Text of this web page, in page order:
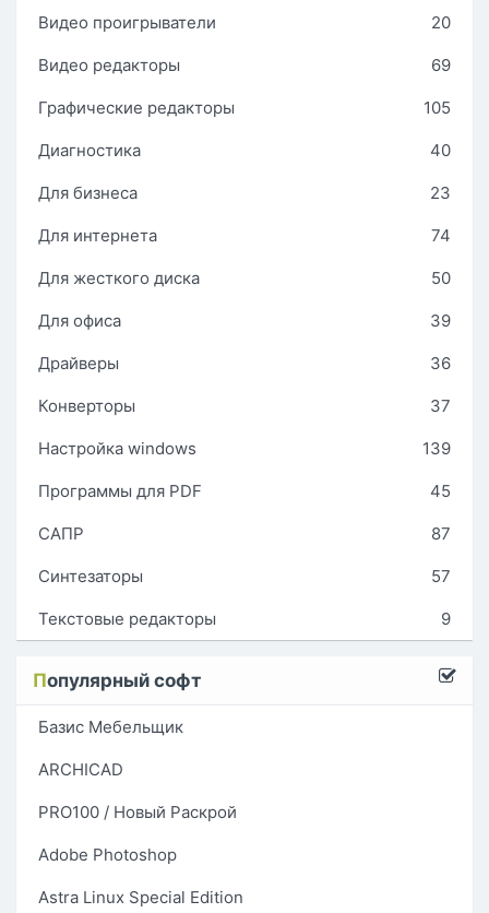
Видео проигрыватели 20
Видео редакторы 69
Графические редакторы 105
Диагностика 40
Для бизнеса 23
Для интернета 74
Для жесткого диска 50
Для офиса 39
Драйверы 36
Конверторы 37
Настройка windows 139
Программы для PDF 45
САПР 87
Синтезаторы 57
Текстовые редакторы 9
Популярный софт
Базис Мебельщик
ARCHICAD
PRO100 / Новый Раскрой
Adobe Photoshop
Astra Linux Special Edition